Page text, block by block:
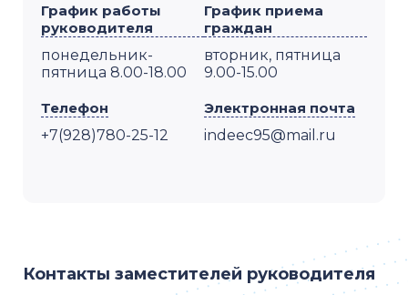
График работы
руководителя
понедельник-
пятница 8.00-18.00
График приема
граждан
вторник, пятница
9.00-15.00
Телефон
+7(928)780-25-12
Электронная почта
indeec95@mail.ru
Контакты заместителей руководителя